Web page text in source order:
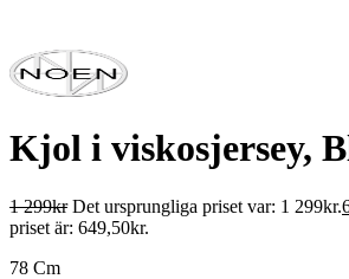
Kjol i viskosjersey,
1 299kr Det ursprungliga priset var: 1 299kr.
priset är: 649,50kr.
78 Cm